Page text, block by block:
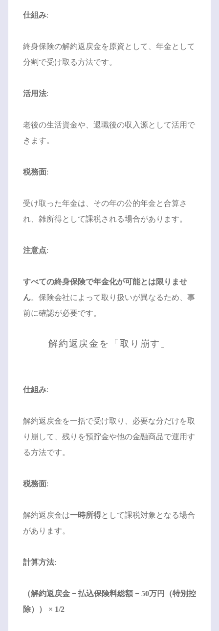
仕組み:
終身保険の解約返戻金を原資として、年金として
分割で受け取る方法です。
活用法:
老後の生活資金や、退職後の収入源として活用で
きます。
税務面:
受け取った年金は、その年の公的年金と合算さ
れ、雑所得として課税される場合があります。
注意点:
すべての終身保険で年金化が可能とは限りませ
ん。保険会社によって取り扱いが異なるため、事
前に確認が必要です。
解約返戻金を「取り崩す」
仕組み:
解約返戻金を一括で受け取り、必要な分だけを取
り崩して、残りを預貯金や他の金融商品で運用す
る方法です。
税務面:
解約返戻金は一時所得として課税対象となる場合
があります。
計算方法:
（解約返戻金 − 払込保険料総額 − 50万円（特別控
除）） × 1/2